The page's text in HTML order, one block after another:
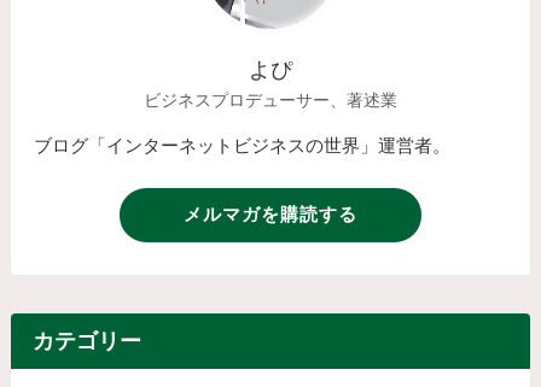
よぴ
ビジネスプロデューサー、著述業
ブログ「インターネットビジネスの世界」運営者。
メルマガを購読する
カテゴリー